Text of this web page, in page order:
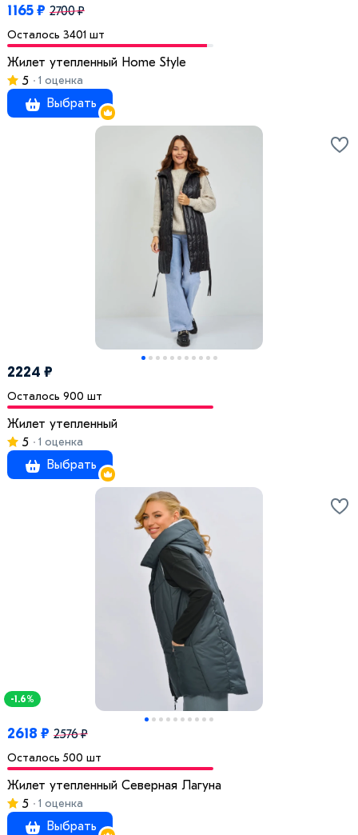
1165 ₽ 2700 ₽
Осталось 3401 шт
Жилет утепленный Home Style
5
1 оценка
Выбрать
2224 ₽
Осталось 900 шт
Жилет утепленный
5
1 оценка
Выбрать
-1.6%
2618 ₽ 2576 ₽
Осталось 500 шт
Жилет утепленный Северная Лагуна
5
1 оценка
Выбрать